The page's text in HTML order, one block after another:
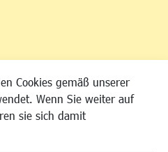
Cookies gemäß unserer
Wenn Sie weiter auf
sie sich damit